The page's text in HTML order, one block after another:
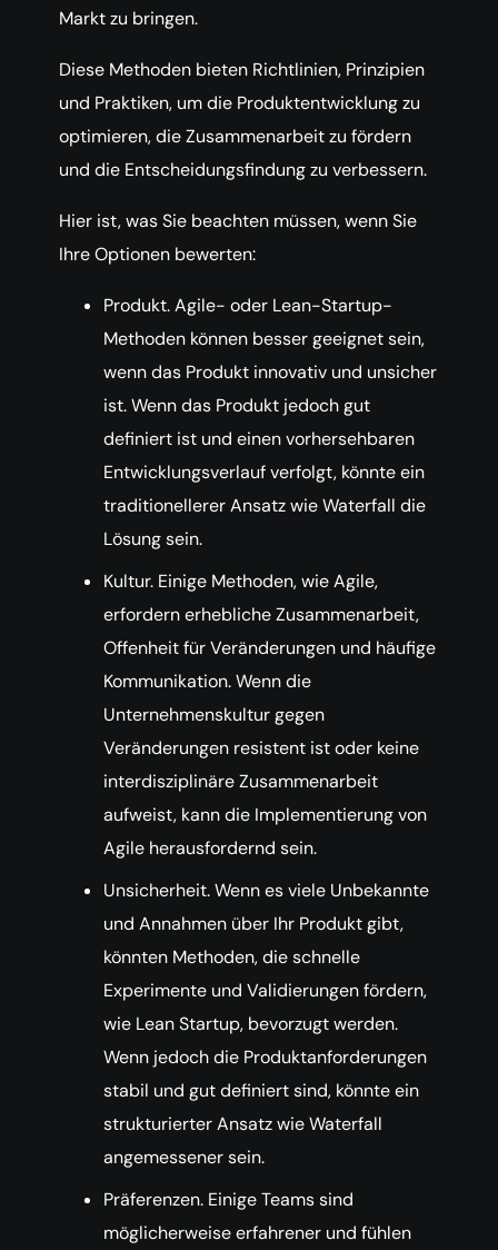
Markt zu bringen.
Diese Methoden bieten Richtlinien, Prinzipien
und Praktiken, um die Produktentwicklung zu
optimieren, die Zusammenarbeit zu fördern
und die Entscheidungsfindung zu verbessern.
Hier ist, was Sie beachten müssen, wenn Sie
Ihre Optionen bewerten:
Produkt. Agile- oder Lean-Startup-
Methoden können besser geeignet sein,
wenn das Produkt innovativ und unsicher
ist. Wenn das Produkt jedoch gut
definiert ist und einen vorhersehbaren
Entwicklungsverlauf verfolgt, könnte ein
traditionellerer Ansatz wie Waterfall die
Lösung sein.
Kultur. Einige Methoden, wie Agile,
erfordern erhebliche Zusammenarbeit,
Offenheit für Veränderungen und häufige
Kommunikation. Wenn die
Unternehmenskultur gegen
Veränderungen resistent ist oder keine
interdisziplinäre Zusammenarbeit
aufweist, kann die Implementierung von
Agile herausfordernd sein.
Unsicherheit. Wenn es viele Unbekannte
und Annahmen über Ihr Produkt gibt,
könnten Methoden, die schnelle
Experimente und Validierungen fördern,
wie Lean Startup, bevorzugt werden.
Wenn jedoch die Produktanforderungen
stabil und gut definiert sind, könnte ein
strukturierter Ansatz wie Waterfall
angemessener sein.
Präferenzen. Einige Teams sind
möglicherweise erfahrener und fühlen